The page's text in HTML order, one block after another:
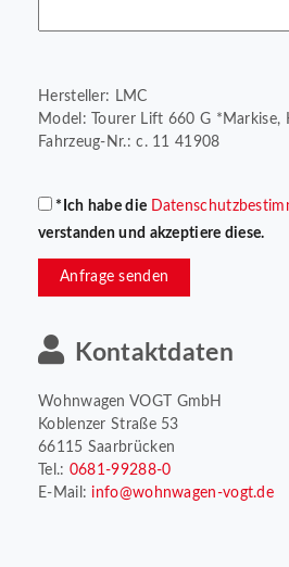
Hersteller: LMC
Model: Tourer Lift 660 G *Markise,
Fahrzeug-Nr.: c. 11 41908
*Ich habe die
verstanden und akzeptiere diese.
Anfrage senden
Kontaktdaten
Wohnwagen VOGT GmbH
Koblenzer Straße 53
66115 Saarbrücken
Tel.: 0681-99288-0
E-Mail: info@wohnwagen-vogt.de